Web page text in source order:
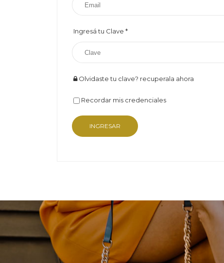
Ingresá tu Clave *
Olvidaste tu clave? recuperala ahora
Recordar mis credenciales